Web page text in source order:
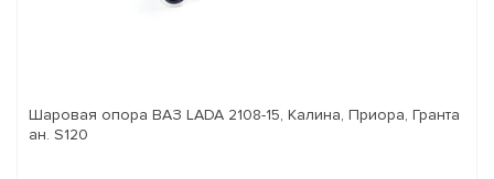
Шаровая опора ВАЗ LADA 2108-15, Калина, Приора, Гранта
ан. S120